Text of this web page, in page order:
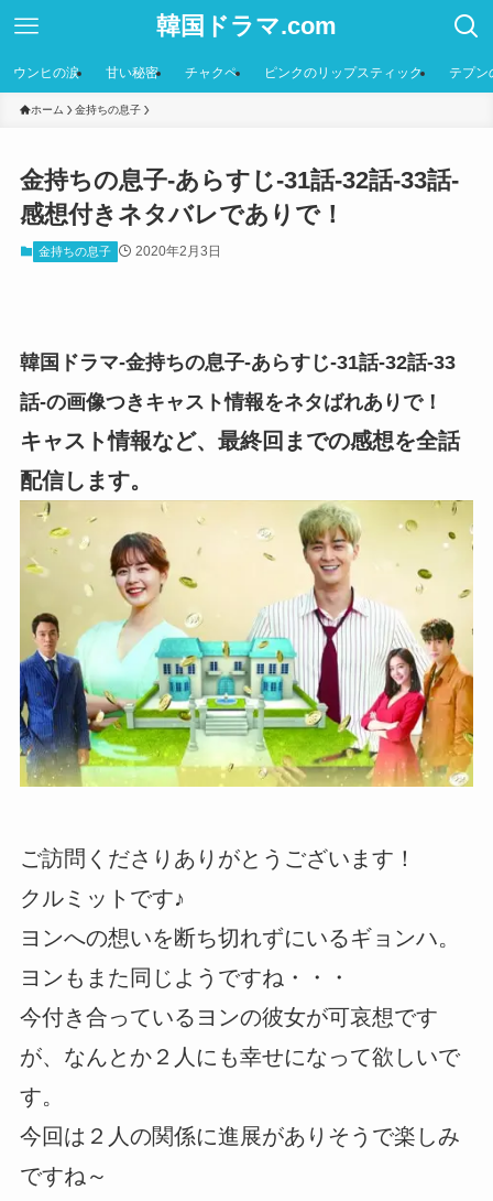
韓国ドラマ.com
ウンヒの涙 甘い秘密 チャクペ ピンクのリップスティック テプン
ホーム 金持ちの息子
金持ちの息子-あらすじ-31話-32話-33話-
感想付きネタバレでありで！
金持ちの息子 2020年2月3日
韓国ドラマ-金持ちの息子-あらすじ-31話-32話-33
話-の画像つきキャスト情報をネタばれありで！
キャスト情報など、最終回までの感想を全話
配信します。
ご訪問くださりありがとうございます！
クルミットです♪
ヨンへの想いを断ち切れずにいるギョンハ。
ヨンもまた同じようですね・・・
今付き合っているヨンの彼女が可哀想です
が、なんとか２人にも幸せになって欲しいで
す。
今回は２人の関係に進展がありそうで楽しみ
ですね～